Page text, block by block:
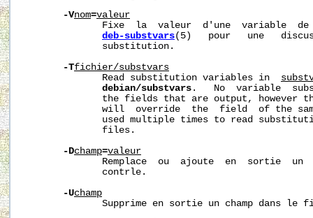
-Vnom=valeur
Fixe  la  valeur  d'une  variable
deb-substvars(5)   pour   une
              substitution.
-Tfichier/substvars
              Read substitution variables in
debian/substvars .   No  variable
the fields that are output, however
will  override  the  field  of the
used multiple times to read
              files.
-Dchamp=valeur
Remplace  ou  ajoute  en  sortie  un
              contrle.
-Uchamp
Supprime en sortie un champ dans le